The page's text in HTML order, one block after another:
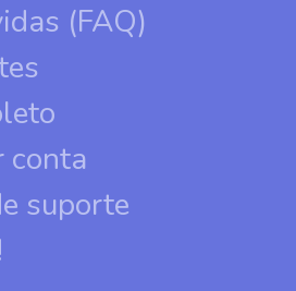
(FAQ)
conta
suporte